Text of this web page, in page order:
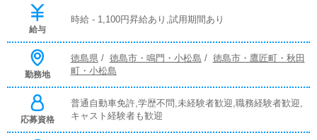
給与
時給 - 1,100円昇給あり,試用期間あり
勤務地
徳島県/ 徳島市・鳴門・小松島 / 徳島市・鷹匠町・秋田
町・小松島
応募資格
普通自動車免許,学歴不問,未経験者歓迎,職務経験者歓迎,
キャスト経験者も歓迎